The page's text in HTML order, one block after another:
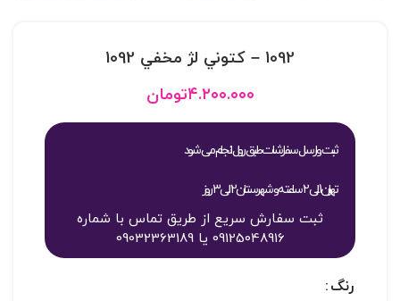
1092 – کتوني لژ مخفي 1092
۴.۲۰۰.۰۰۰تومان
ثبت و ارسال سفارشات طبق روال انجام می شود
تهران 1 الی 2 ساعته و شهرستان 2 الی 3 روز
ثبت سفارش سریع از طریق تماس با شماره
09125048916 یا 09032363189
رنگ